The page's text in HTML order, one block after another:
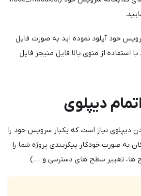
خود آپلود نموده اید به صورت فایل
استفاده از منوی بالا فایل منیجر فایل
دیپلوی
دیپلوی نیاز است که یکبار سرویس خود را
به صورت خودکار پیکربندی پروژه شما را
ها، تغییر سطح های دسترسی و ….)